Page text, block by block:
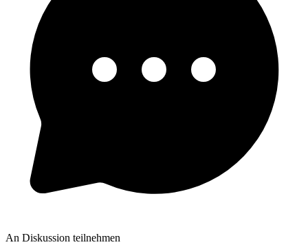
An Diskussion teilnehmen